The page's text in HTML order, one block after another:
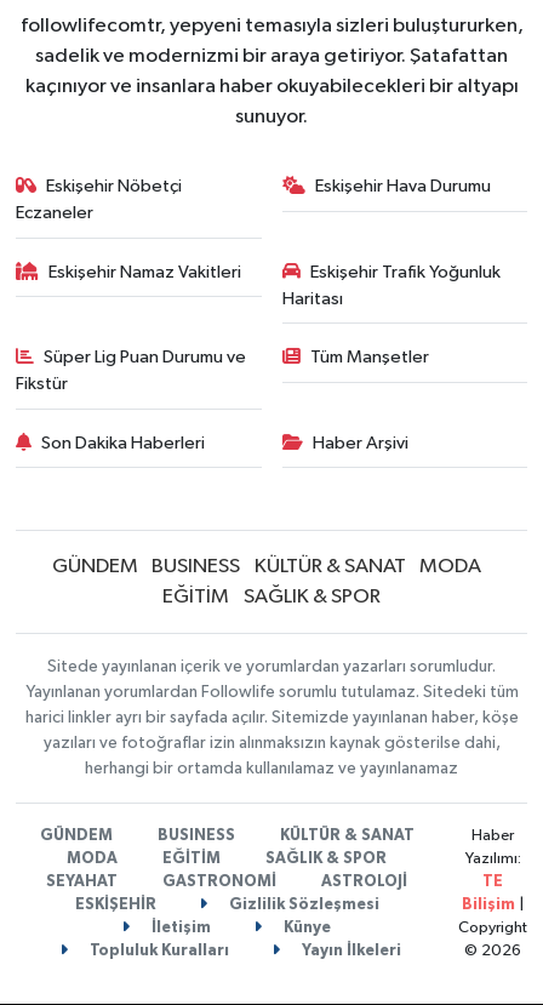
followlifecomtr, yepyeni temasıyla sizleri buluştururken,
sadelik ve modernizmi bir araya getiriyor. Şatafattan
kaçınıyor ve insanlara haber okuyabilecekleri bir altyapı
sunuyor.
Eskişehir Nöbetçi
Eczaneler
Eskişehir Hava Durumu
Eskişehir Namaz Vakitleri
Eskişehir Trafik Yoğunluk
Haritası
Süper Lig Puan Durumu ve
Fikstür
Tüm Manşetler
Son Dakika Haberleri Haber Arşivi
GÜNDEM BUSINESS KÜLTÜR & SANAT
MODA
EĞİTİM
SAĞLIK & SPOR
Sitede yayınlanan içerik ve yorumlardan yazarları sorumludur.
Yayınlanan yorumlardan Followlife sorumlu tutulamaz. Sitedeki tüm
harici linkler ayrı bir sayfada açılır. Sitemizde yayınlanan haber, köşe
yazıları ve fotoğraflar izin alınmaksızın kaynak gösterilse dahi,
herhangi bir ortamda kullanılamaz ve yayınlanamaz
GÜNDEM BUSINESS
KÜLTÜR & SANAT
MODA
EĞİTİM
SAĞLIK & SPOR
SEYAHAT
GASTRONOMİ
ASTROLOJİ
ESKİŞEHİR
Gizlilik Sözleşmesi
İletişim
Künye
Topluluk Kuralları
Yayın İlkeleri
Haber
Yazılımı:
TE
Bilişim
Copyright
© 2026